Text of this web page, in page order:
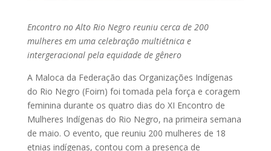
Encontro no Alto Rio Negro reuniu cerca de 200
mulheres em uma celebração multiétnica e
intergeracional pela equidade de gênero
A Maloca da Federação das Organizações Indígenas
do Rio Negro (Foirn) foi tomada pela força e coragem
feminina durante os quatro dias do XI Encontro de
Mulheres Indígenas do Rio Negro, na primeira semana
de maio. O evento, que reuniu 200 mulheres de 18
etnias indígenas, contou com a presença de